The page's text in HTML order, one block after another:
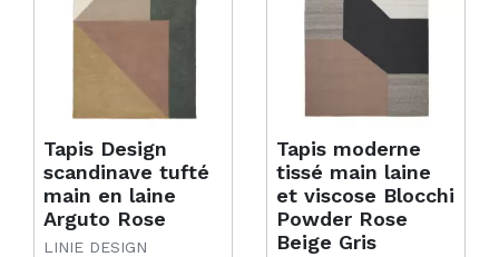
Tapis Design
scandinave tufté
main en laine
Arguto Rose
LINIE DESIGN
Tapis moderne
tissé main laine
et viscose Blocchi
Powder Rose
Beige Gris